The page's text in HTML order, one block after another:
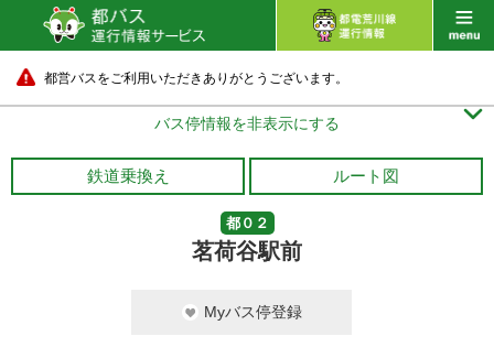
都営バスをご利用いただきありがとうございます。
バス停情報を非表示にする 
鉄道乗換え ルート図
都０２
茗荷谷駅前
Myバス停登録